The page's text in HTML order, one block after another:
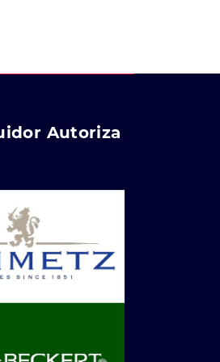
Autoriza